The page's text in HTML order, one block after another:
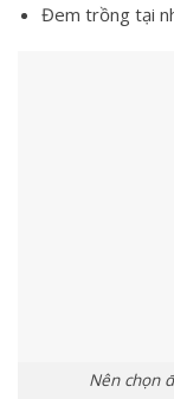
Đem trồng tại
Nên chọn